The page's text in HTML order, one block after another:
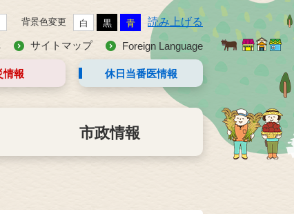
背景色変更 白 黒 青 読み上げる
サイトマップ Foreign Language
情報 休日当番医情報
市政情報